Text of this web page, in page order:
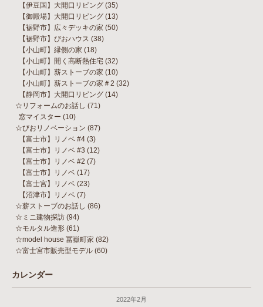
【伊豆国】大開口リビング (35)
【御殿場】大開口リビング (13)
【裾野市】広々デッキの家 (50)
【裾野市】びおハウス (38)
【小山町】縁側の家 (18)
【小山町】開く高断熱住宅 (32)
【小山町】薪ストーブの家 (10)
【小山町】薪ストーブの家＃2 (32)
【静岡市】大開口リビング (14)
☆リフォームのお話し (71)
窓マイスター (10)
☆びおリノベーション (87)
【富士市】リノベ #4 (3)
【富士市】リノベ #3 (12)
【富士市】リノベ #2 (7)
【富士市】リノベ (17)
【富士宮】リノベ (23)
【沼津市】リノベ (7)
☆薪ストーブのお話し (86)
☆ミニ建物探訪 (94)
☆モルタル造形 (61)
☆model house 冨嶽町家 (82)
☆富士宮市販売型モデル (60)
カレンダー
2022年2月